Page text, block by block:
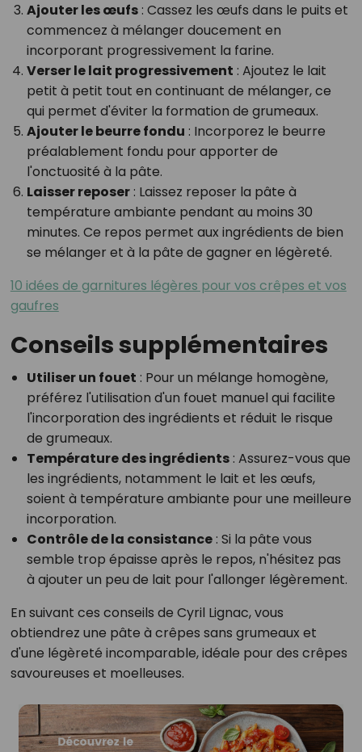
Ajouter les œufs: Cassez les œufs dans le puits et
commencez à mélanger doucement en
incorporant progressivement la farine.
Verser le lait progressivement : Ajoutez le lait
petit à petit tout en continuant de mélanger, ce
qui permet d'éviter la formation de grumeaux.
Ajouter le beurre fondu : Incorporez le beurre
préalablement fondu pour apporter de
l'onctuosité à la pâte.
Laisser reposer: Laissez reposer la pâte à
température ambiante pendant au moins 30
minutes. Ce repos permet aux ingrédients de bien
se mélanger et à la pâte de gagner en légèreté.
10 idées de garnitures légères pour vos crêpes et vos
gaufres
Conseils supplémentaires
Utiliser un fouet : Pour un mélange homogène,
préférez l'utilisation d'un fouet manuel qui facilite
l'incorporation des ingrédients et réduit le risque
de grumeaux.
Température des ingrédients: Assurez-vous que
les ingrédients, notamment le lait et les œufs,
soient à température ambiante pour une meilleure
incorporation.
Contrôle de la consistance: Si la pâte vous
semble trop épaisse après le repos, n'hésitez pas
à ajouter un peu de lait pour l'allonger légèrement.
En suivant ces conseils de Cyril Lignac, vous
obtiendrez une pâte à crêpes sans grumeaux et
d'une légèreté incomparable, idéale pour des crêpes
savoureuses et moelleuses.